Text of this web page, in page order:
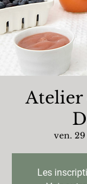
Atelier
ven. 29
Les